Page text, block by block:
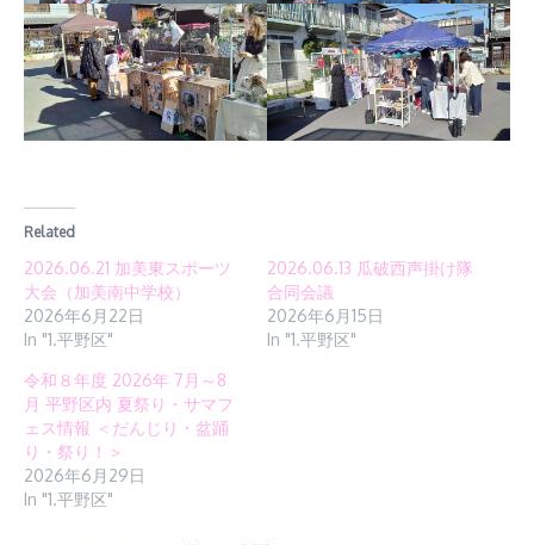
Related
2026.06.21 加美東スポーツ
大会（加美南中学校）
2026年6月22日
In "1.平野区"
2026.06.13 瓜破西声掛け隊
合同会議
2026年6月15日
In "1.平野区"
令和８年度 2026年 7月～8
月 平野区内 夏祭り・サマフ
ェス情報 ＜だんじり・盆踊
り・祭り！＞
2026年6月29日
In "1.平野区"